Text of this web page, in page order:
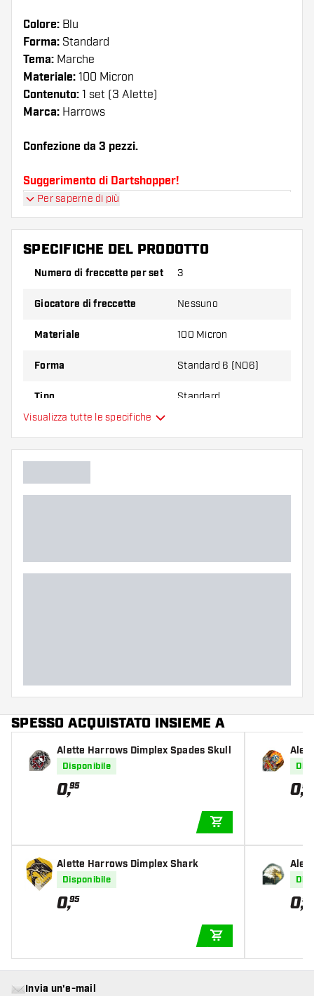
Colore: Blu
Forma: Standard
Tema: Marche
Materiale: 100 Micron
Contenuto: 1 set (3 Alette)
Marca: Harrows
Confezione da 3 pezzi.
Suggerimento di Dartshopper!
numero di alette e di astine. Questi possono
danneggiarsi o rompersi con l'uso.
spessore diverso di alette per scoprire quale
Per saperne di più
SPECIFICHE DEL PRODOTTO
Numero di freccette per set 3
Giocatore di freccette Nessuno
Materiale 100 Micron
Forma Standard 6 (NO6)
Tipo Standard
Colore principale
Visualizza tutte le specifiche
SPESSO ACQUISTATO INSIEME A
Alette Harrows Dimplex Spades Skull
Disponibile
0,95
Alette Harrows Dimplex Shark
Disponibile
0,95
0,95
0,95
Invia un'e-mail